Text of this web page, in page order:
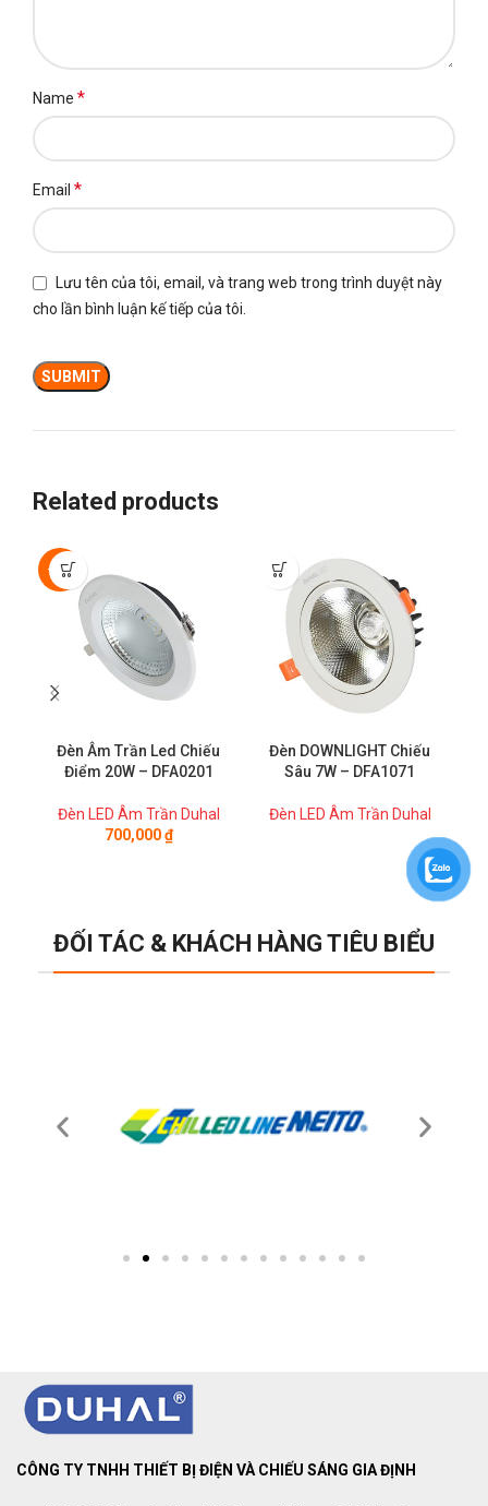
Name *
Email *
Lưu tên của tôi, email, và trang web trong trình duyệt này
cho lần bình luận kế tiếp của tôi.
Related products
-50%
Đèn Âm Trần Led Chiếu
Điểm 20W – DFA0201
Đèn LED Âm Trần Duhal
700,000₫
Đèn DOWNLIGHT Chiếu
Sâu 7W – DFA1071
Đèn LED Âm Trần Duhal
ĐỐI TÁC & KHÁCH HÀNG TIÊU BIỂU
CÔNG TY TNHH THIẾT BỊ ĐIỆN VÀ CHIẾU SÁNG GIA ĐỊNH